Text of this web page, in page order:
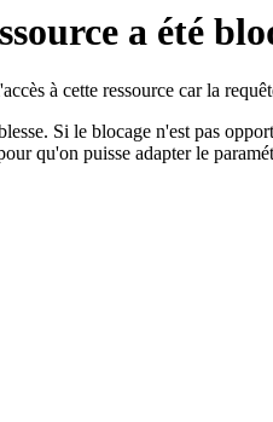
a été
à cette ressource car la
Si le blocage n'est pas
qu'on puisse adapter le